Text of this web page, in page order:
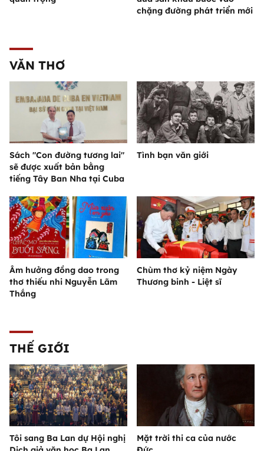
chặng đường phát triển mới
VĂN THƠ
Sách "Con đường tương lai"
sẽ được xuất bản bằng
tiếng Tây Ban Nha tại Cuba
Tình bạn văn giới
Âm hưởng đồng dao trong
thơ thiếu nhi Nguyễn Lãm
Thắng
Chùm thơ kỷ niệm Ngày
Thương binh - Liệt sĩ
THẾ GIỚI
Tôi sang Ba Lan dự Hội nghị
Mặt trời thi ca của nước